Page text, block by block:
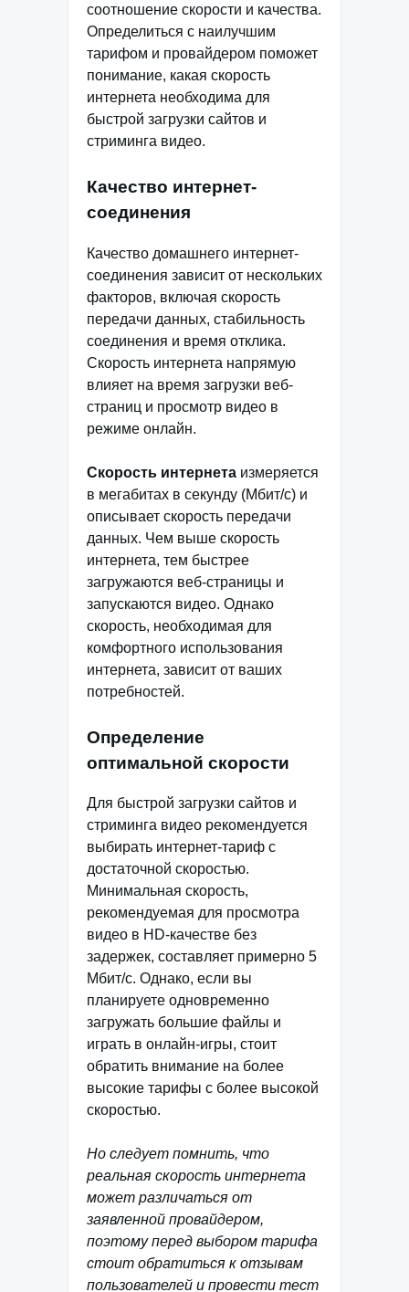
соотношение скорости и качества.
Определиться с наилучшим
тарифом и провайдером поможет
понимание, какая скорость
интернета необходима для
быстрой загрузки сайтов и
стриминга видео.
Качество интернет-
соединения
Качество домашнего интернет-
соединения зависит от нескольких
факторов, включая скорость
передачи данных, стабильность
соединения и время отклика.
Скорость интернета напрямую
влияет на время загрузки веб-
страниц и просмотр видео в
режиме онлайн.
Скорость интернета измеряется
в мегабитах в секунду (Мбит/с) и
описывает скорость передачи
данных. Чем выше скорость
интернета, тем быстрее
загружаются веб-страницы и
запускаются видео. Однако
скорость, необходимая для
комфортного использования
интернета, зависит от ваших
потребностей.
Определение
оптимальной скорости
Для быстрой загрузки сайтов и
стриминга видео рекомендуется
выбирать интернет-тариф с
достаточной скоростью.
Минимальная скорость,
рекомендуемая для просмотра
видео в HD-качестве без
задержек, составляет примерно 5
Мбит/с. Однако, если вы
планируете одновременно
загружать большие файлы и
играть в онлайн-игры, стоит
обратить внимание на более
высокие тарифы с более высокой
скоростью.
Но следует помнить, что
реальная скорость интернета
может различаться от
заявленной провайдером,
поэтому перед выбором тарифа
стоит обратиться к отзывам
пользователей и провести тест